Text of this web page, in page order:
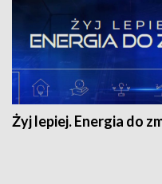
Żyj lepiej. Energia do